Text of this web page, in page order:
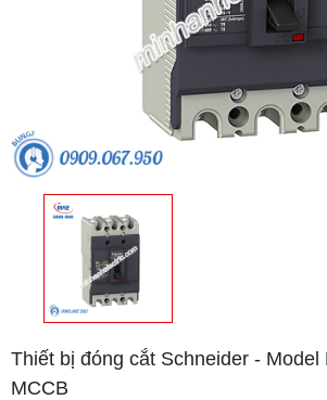
Thiết bị đóng cắt Schneider - Model
MCCB